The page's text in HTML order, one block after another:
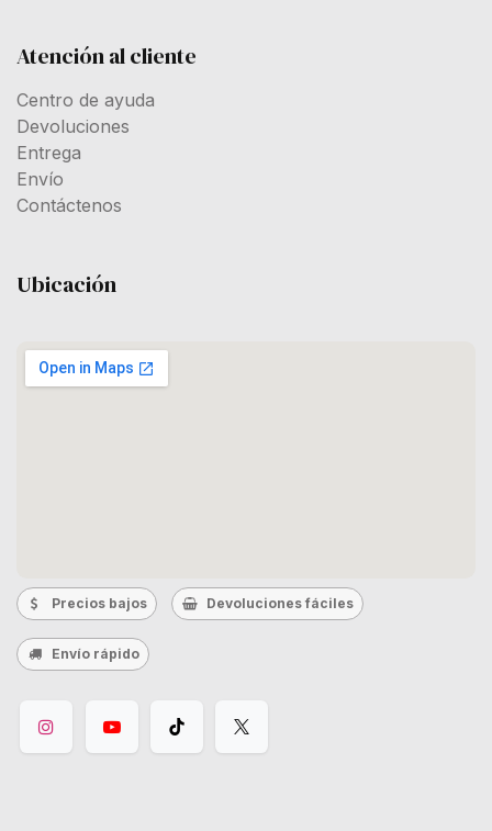
Atención al cliente
Centro de ayuda
Devoluciones
Entrega
Envío
Contáctenos
Ubicación
Precios bajos Devoluciones fáciles
Envío rápido